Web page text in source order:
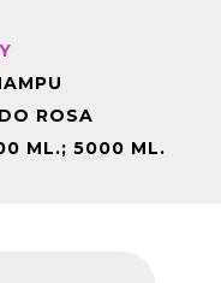
ROSA
ML.; 5000 ML.